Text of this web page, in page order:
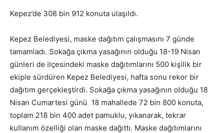
Kepez’de 308 bin 912 konuta ulaşıldı.
Kepez Belediyesi, maske dağıtım çalışmasını 7 günde
tamamladı. Sokağa çıkma yasağının olduğu 18-19 Nisan
günleri de ilçesindeki maske dağıtımlarını 500 kişilik bir
ekiple sürdüren Kepez Belediyesi, hafta sonu rekor bir
dağıtım gerçekleştirdi. Sokağa çıkma yasağının olduğu 18
Nisan Cumartesi günü 18 mahallede 72 bin 800 konuta,
toplam 218 bin 400 adet pamuklu, yıkanarak, tekrar
kullanım özelliği olan maske dağıttı. Maske dağıtımlarını